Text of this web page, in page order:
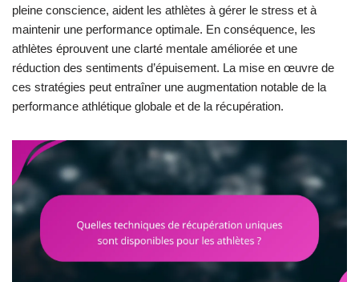
pleine conscience, aident les athlètes à gérer le stress et à
maintenir une performance optimale. En conséquence, les
athlètes éprouvent une clarté mentale améliorée et une
réduction des sentiments d’épuisement. La mise en œuvre de
ces stratégies peut entraîner une augmentation notable de la
performance athlétique globale et de la récupération.